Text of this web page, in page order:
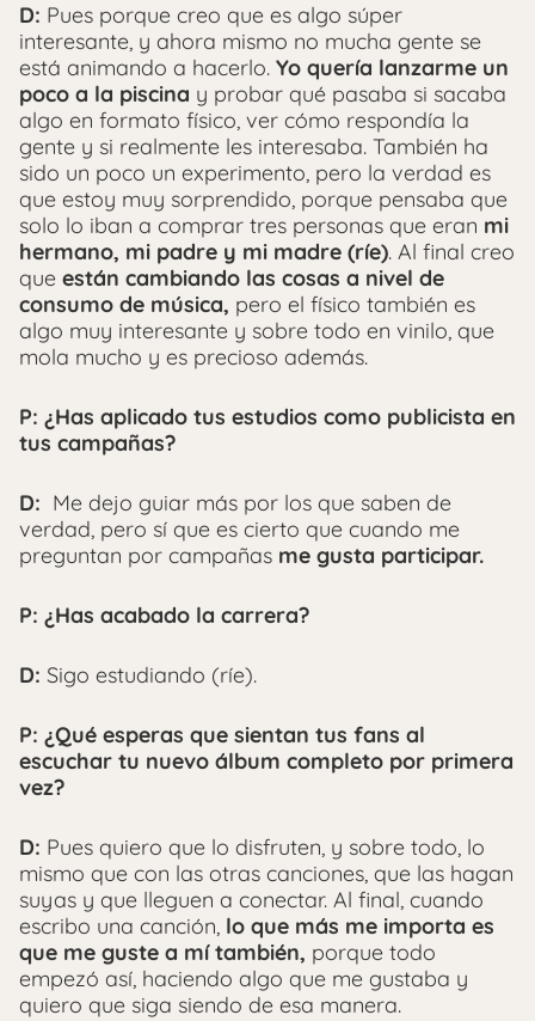
D: Pues porque creo que es algo súper
interesante, y ahora mismo no mucha gente se
está animando a hacerlo. Yo quería lanzarme un
poco a la piscina y probar qué pasaba si sacaba
algo en formato físico, ver cómo respondía la
gente y si realmente les interesaba. También ha
sido un poco un experimento, pero la verdad es
que estoy muy sorprendido, porque pensaba que
solo lo iban a comprar tres personas que eran mi
hermano, mi padre y mi madre (ríe). Al final creo
que están cambiando las cosas a nivel de
consumo de música, pero el físico también es
algo muy interesante y sobre todo en vinilo, que
mola mucho y es precioso además.
P: ¿Has aplicado tus estudios como publicista en
tus campañas?
D: Me dejo guiar más por los que saben de
verdad, pero sí que es cierto que cuando me
preguntan por campañas me gusta participar.
P: ¿Has acabado la carrera?
D: Sigo estudiando (ríe).
P: ¿Qué esperas que sientan tus fans al
escuchar tu nuevo álbum completo por primera
vez?
D: Pues quiero que lo disfruten, y sobre todo, lo
mismo que con las otras canciones, que las hagan
suyas y que lleguen a conectar. Al final, cuando
escribo una canción, lo que más me importa es
que me guste a mí también, porque todo
empezó así, haciendo algo que me gustaba y
quiero que siga siendo de esa manera.